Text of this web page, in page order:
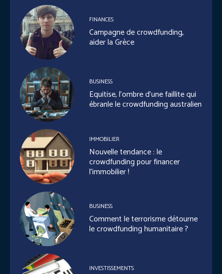
FINANCES
Campagne de crowdfunding,
aider la Grèce
BUSINESS
Equitise, l’ombre d’une faillite qui
ébranle le crowdfunding australien
IMMOBILIER
Nouvelle tendance : le
crowdfunding pour financer
l’immobilier !
BUSINESS
Comment le terrorisme détourne
le crowdfunding humanitaire ?
INVESTISSEMENTS